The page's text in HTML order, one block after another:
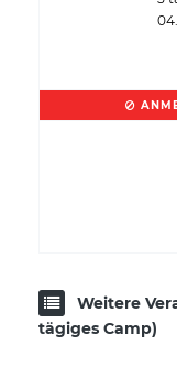
Weitere
tägiges Camp)